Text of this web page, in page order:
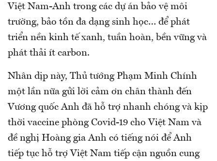
Việt Nam-Anh trong các dự án bảo vệ môi
trường, bảo tồn đa dạng sinh học… để phát
triển nền kinh tế xanh, tuần hoàn, bền vững và
phát thải ít carbon.
Nhân dịp này, Thủ tướng Phạm Minh Chính
một lần nữa gửi lời cảm ơn chân thành đến
Vương quốc Anh đã hỗ trợ nhanh chóng và kịp
thời vaccine phòng Covid-19 cho Việt Nam và
đề nghị Hoàng gia Anh có tiếng nói để Anh
tiếp tục hỗ trợ Việt Nam tiếp cận nguồn cung